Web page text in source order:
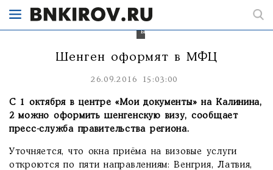
шенгенских
виз.
Шенген оформят в МФЦ
26.09.2016 15:03:00
С 1 октября в центре «Мои документы» на Калинина,
2 можно оформить шенгенскую визу, сообщает
пресс-служба правительства региона.
Уточняется, что окна приёма на визовые услуги
откроются по пяти направлениям: Венгрия, Латвия,